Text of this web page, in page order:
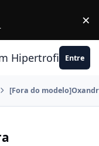
. ×
Hipertrofia.org
Entre
[Fora do